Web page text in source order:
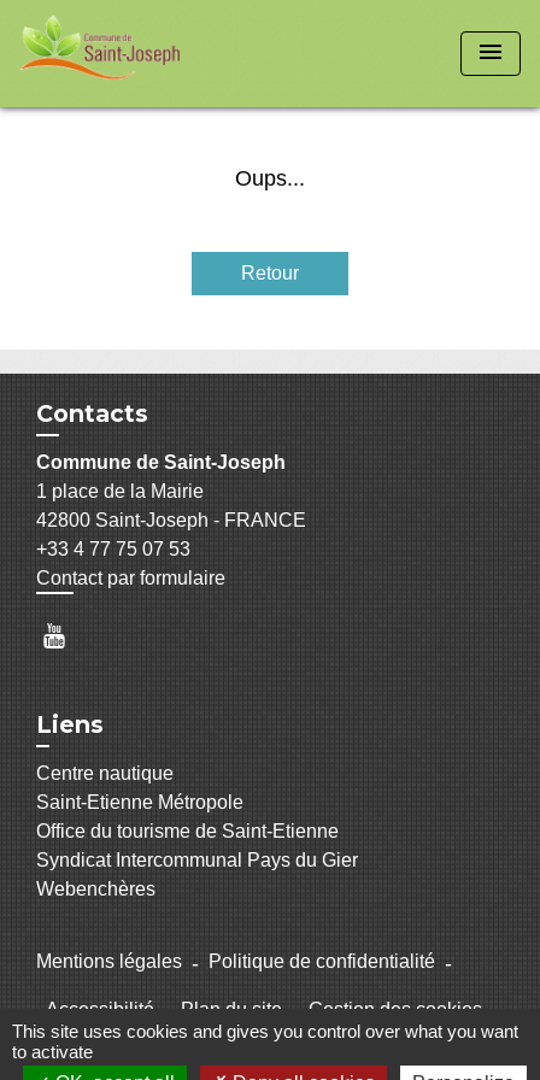
menu
Oups...
Retour
Contacts
Commune de Saint-Joseph
1 place de la Mairie
42800 Saint-Joseph - FRANCE
+33 4 77 75 07 53
Contact par formulaire
Liens
Centre nautique
Saint-Etienne Métropole
Office du tourisme de Saint-Etienne
Syndicat Intercommunal Pays du Gier
Webenchères
Mentions légales - Politique de confidentialité -
Accessibilité Plan du site Gestion des cookies
This site uses cookies and gives you control over what you want
to activate